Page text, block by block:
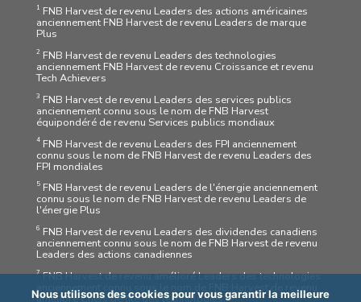
1 FNB Harvest de revenu Leaders des actions américaines
anciennement FNB Harvest de revenu Leaders de marque
Plus
2 FNB Harvest de revenu Leaders des technologies
anciennement FNB Harvest de revenu Croissance et revenu
Tech Achievers
3 FNB Harvest de revenu Leaders des services publics
anciennement connu sous le nom de FNB Harvest
équipondéré de revenu Services publics mondiaux
4FNB Harvest de revenu Leaders des FPI anciennement
connu sous le nom de FNB Harvest de revenu Leaders des
FPI mondiales
5FNB Harvest de revenu Leaders de l'énergie anciennement
connu sous le nom de FNB Harvest de revenu Leaders de
l'énergie Plus
6 FNB Harvest de revenu Leaders des dividendes canadiens
anciennement connu sous le nom de FNB Harvest de revenu
Leaders des actions canadiennes
7FNB Harvest de revenu amélioré Leaders des technologies
anciennement connu sous le nom de FNB Harvest de revenu
amélioré Chefs de file des technologies
Nous utilisons des cookies pour vous garantir la meilleure